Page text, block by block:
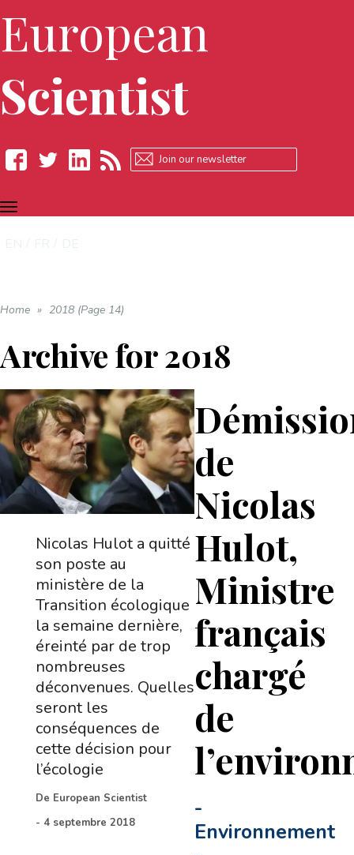
European
Scientist
Facebook
TOGGLE
NAVIGATION
Home » 2018 (Page 14)
Archive for2018
de
Nicolas
Hulot,
Ministre
français
chargé
de
-
Environnement
Nicolas Hulot a quitté
son poste au
ministère de la
Transition écologique
la semaine dernière,
éreinté par de trop
nombreuses
déconvenues. Quelles
seront les
conséquences de
cette décision pour
l’écologie
De European Scientist
- 4 septembre 2018